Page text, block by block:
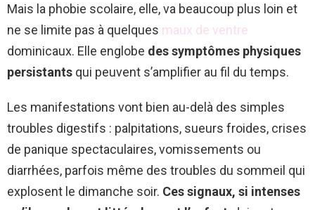
Mais la phobie scolaire, elle, va beaucoup plus loin et
ne se limite pas à quelques maux de ventre
dominicaux. Elle englobe des symptômes physiques
persistants qui peuvent s’amplifier au fil du temps.
Les manifestations vont bien au-delà des simples
troubles digestifs : palpitations, sueurs froides, crises
de panique spectaculaires, vomissements ou
diarrhées, parfois même des troubles du sommeil qui
explosent le dimanche soir. Ces signaux, si intenses